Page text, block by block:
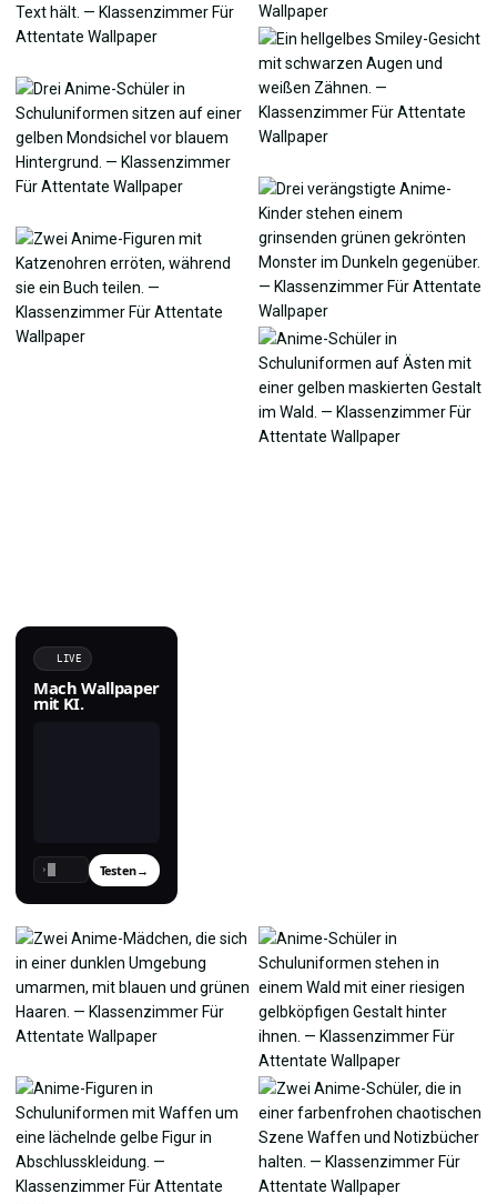
LIVE
Mach Wallpaper
mit KI.
› Testen